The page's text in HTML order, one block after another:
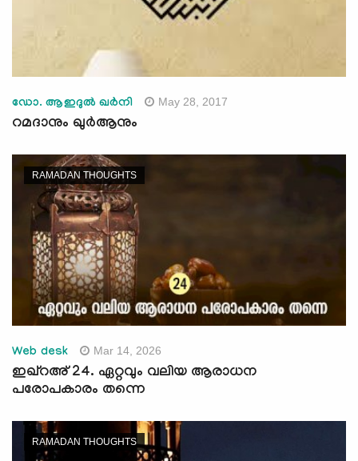
ഡോ. ആഇദുല്‍ ഖര്‍നി May 28, 2017
റമദാനും ഖുര്‍ആനും
RAMADAN THOUGHTS
Web desk Mar 14, 2026
ഇഖ്റഅ് 24. ഏറ്റവും വലിയ ആരാധന
പരോപകാരം തന്നെ
RAMADAN THOUGHTS